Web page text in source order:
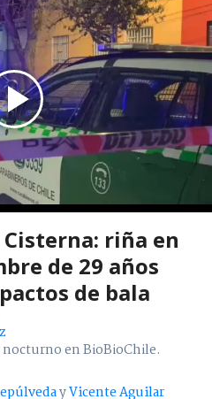
riña en
de 29 años
de bala
en BioBioChile.
yVicente Aguilar